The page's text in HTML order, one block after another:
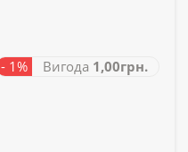
- 1% Вигода 1,00грн.